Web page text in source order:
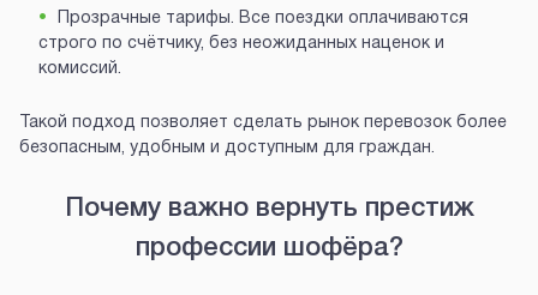
Прозрачные тарифы. Все поездки оплачиваются
строго по счётчику, без неожиданных наценок и
комиссий.
Такой подход позволяет сделать рынок перевозок более
безопасным, удобным и доступным для граждан.
Почему важно вернуть престиж
профессии шофёра?